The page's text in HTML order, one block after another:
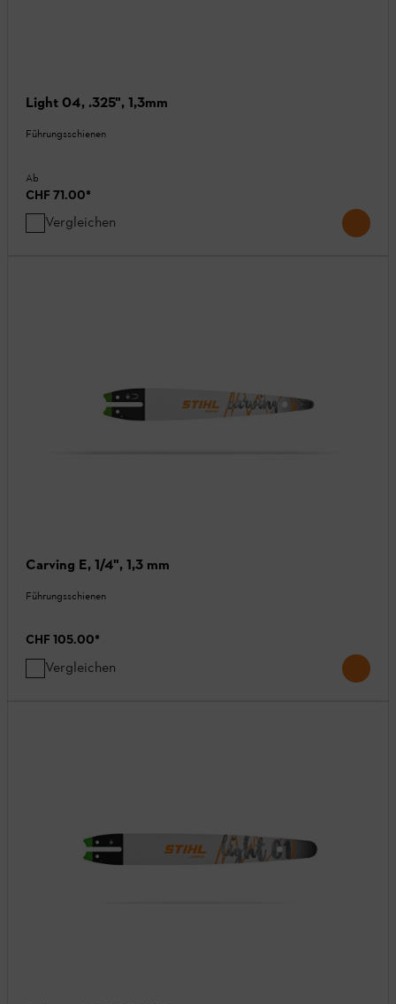
Light 04, .325", 1,3mm
Führungsschienen
Ab
CHF 71.00*
Vergleichen
Carving E, 1/4", 1,3 mm
Führungsschienen
CHF 105.00*
Vergleichen